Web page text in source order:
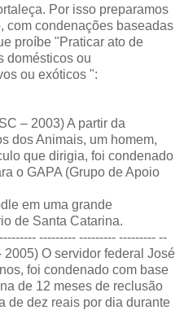
Por isso preparamos
com condenações baseadas
proíbe "Praticar ato de
domésticos ou
ou exóticos ":
– 2003) A partir da
dos Animais, um homem,
que dirigia, foi condenado
o GAPA (Grupo de Apoio
em uma grande
de Santa Catarina.
--------- --------- --------- --
2005) O servidor federal José
foi condenado com base
de 12 meses de reclusão
de dez reais por dia durante